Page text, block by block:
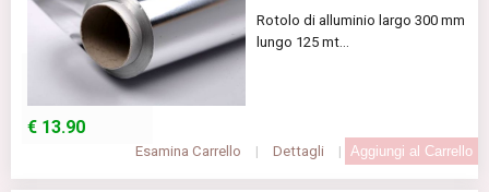
Rotolo di alluminio largo 300 mm
lungo 125 mt...
€ 13.90
Esamina Carrello | Dettagli |